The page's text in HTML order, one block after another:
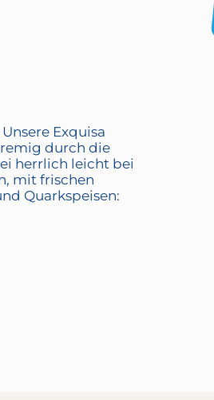
Exquisa
durch die
herrlich leicht bei
mit frischen
Quarkspeisen: